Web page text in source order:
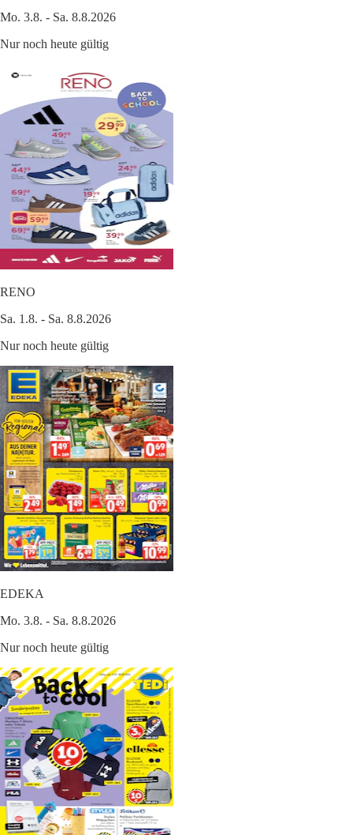
Mo. 3.8. - Sa. 8.8.2026
Nur noch heute gültig
RENO
Sa. 1.8. - Sa. 8.8.2026
Nur noch heute gültig
EDEKA
Mo. 3.8. - Sa. 8.8.2026
Nur noch heute gültig